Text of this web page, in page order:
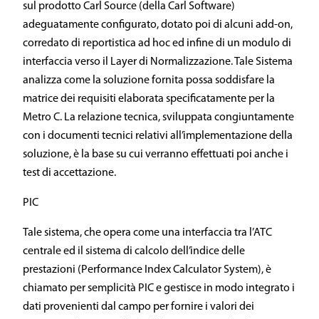
sul prodotto Carl Source (della Carl Software)
adeguatamente configurato, dotato poi di alcuni add-on,
corredato di reportistica ad hoc ed infine di un modulo di
interfaccia verso il Layer di Normalizzazione. Tale Sistema
analizza come la soluzione fornita possa soddisfare la
matrice dei requisiti elaborata specificatamente per la
Metro C. La relazione tecnica, sviluppata congiuntamente
con i documenti tecnici relativi all’implementazione della
soluzione, è la base su cui verranno effettuati poi anche i
test di accettazione.
PIC
Tale sistema, che opera come una interfaccia tra l’ATC
centrale ed il sistema di calcolo dell’indice delle
prestazioni (Performance Index Calculator System), è
chiamato per semplicità PIC e gestisce in modo integrato i
dati provenienti dal campo per fornire i valori dei